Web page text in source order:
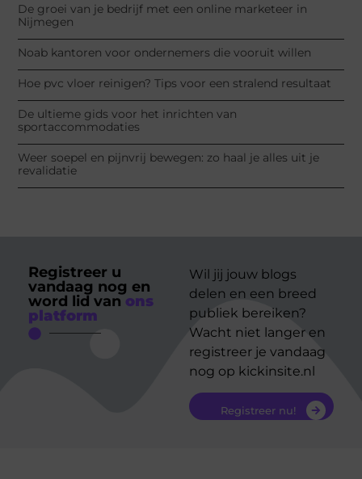
De groei van je bedrijf met een online marketeer in
Nijmegen
Noab kantoren voor ondernemers die vooruit willen
Hoe pvc vloer reinigen? Tips voor een stralend resultaat
De ultieme gids voor het inrichten van
sportaccommodaties
Weer soepel en pijnvrij bewegen: zo haal je alles uit je
revalidatie
Registreer u
vandaag nog en
word lid van ons
platform
Wil jij jouw blogs
delen en een breed
publiek bereiken?
Wacht niet langer en
registreer je vandaag
nog op kickinsite.nl
Registreer nu!